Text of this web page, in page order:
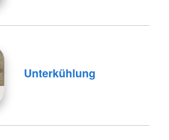
Unterkühlung